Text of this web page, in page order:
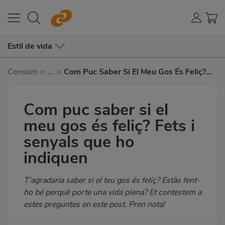
Estil de vida
Consum > ... > Com Puc Saber Si El Meu Gos És Feliç?
Com puc saber si el
meu gos és feliç? Fets i
senyals que ho
indiquen
Subtítulo
T'agradaria saber si el teu gos és feliç? Estàs fent-
ho bé perquè porte una vida plena? Et contestem a
estes preguntes en este post. Pren nota!